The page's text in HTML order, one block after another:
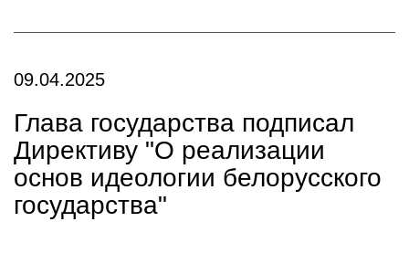
09.04.2025
Глава государства подписал
Директиву "О реализации
основ идеологии белорусского
государства"